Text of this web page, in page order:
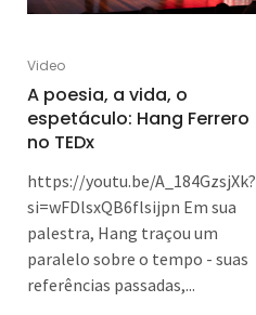
Video
A poesia, a vida, o
espetáculo: Hang Ferrero
no TEDx
https://youtu.be/A_184GzsjXk?
si=wFDlsxQB6flsijpn Em sua
palestra, Hang traçou um
paralelo sobre o tempo - suas
referências passadas,...